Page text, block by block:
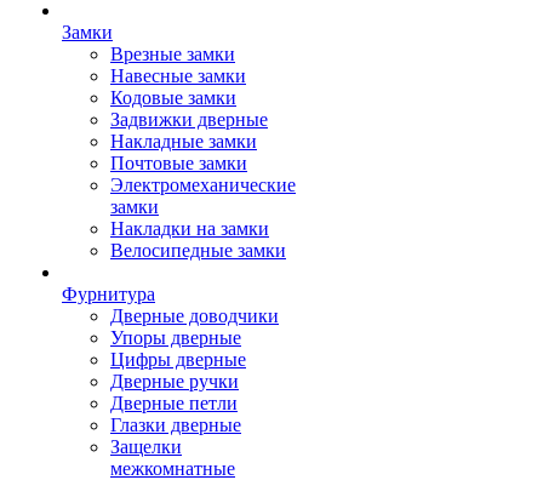
Замки
Врезные замки
Навесные замки
Кодовые замки
Задвижки дверные
Накладные замки
Почтовые замки
Электромеханические
замки
Накладки на замки
Велосипедные замки
Фурнитура
Дверные доводчики
Упоры дверные
Цифры дверные
Дверные ручки
Дверные петли
Глазки дверные
Защелки
межкомнатные